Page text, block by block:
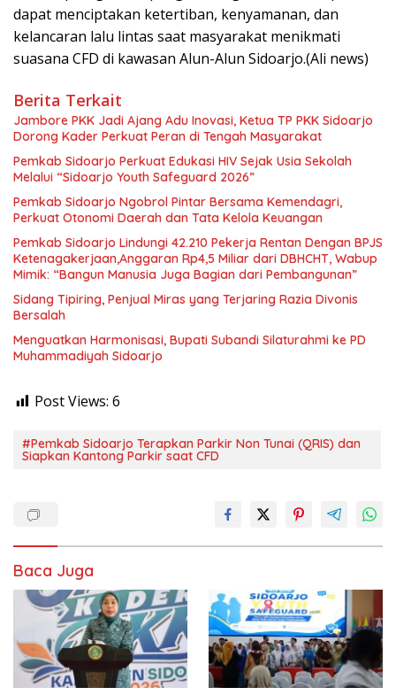
dapat menciptakan ketertiban, kenyamanan, dan
kelancaran lalu lintas saat masyarakat menikmati
suasana CFD di kawasan Alun-Alun Sidoarjo.(Ali news)
Berita Terkait
Jambore PKK Jadi Ajang Adu Inovasi, Ketua TP PKK Sidoarjo
Dorong Kader Perkuat Peran di Tengah Masyarakat
Pemkab Sidoarjo Perkuat Edukasi HIV Sejak Usia Sekolah
Melalui “Sidoarjo Youth Safeguard 2026”
Pemkab Sidoarjo Ngobrol Pintar Bersama Kemendagri,
Perkuat Otonomi Daerah dan Tata Kelola Keuangan
Pemkab Sidoarjo Lindungi 42.210 Pekerja Rentan Dengan BPJS
Ketenagakerjaan,Anggaran Rp4,5 Miliar dari DBHCHT, Wabup
Mimik: “Bangun Manusia Juga Bagian dari Pembangunan”
Sidang Tipiring, Penjual Miras yang Terjaring Razia Divonis
Bersalah
Menguatkan Harmonisasi, Bupati Subandi Silaturahmi ke PD
Muhammadiyah Sidoarjo
Post Views: 6
#Pemkab Sidoarjo Terapkan Parkir Non Tunai (QRIS) dan
Siapkan Kantong Parkir saat CFD
Baca Juga